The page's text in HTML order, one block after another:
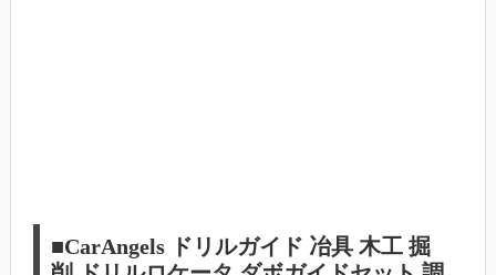
■CarAngels ドリルガイド 冶具 木工 掘